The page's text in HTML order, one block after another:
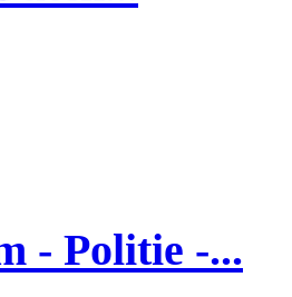
- Politie -...